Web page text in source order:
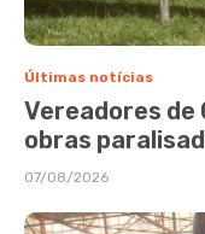
Últimas notícias
Vereadores de
obras
07/08/2026